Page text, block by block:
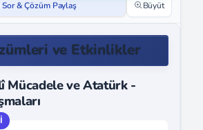
Sor & Çözüm Paylaş Büyüt
ve Etkinlikler
Mücadele ve Atatürk -